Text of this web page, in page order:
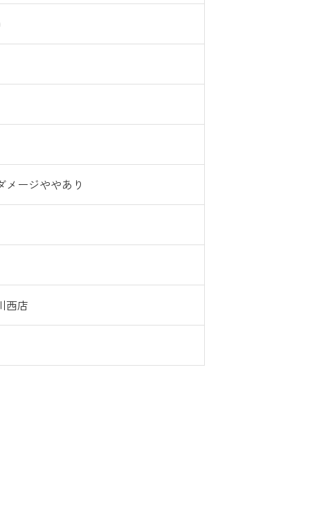
メージややあり
西店